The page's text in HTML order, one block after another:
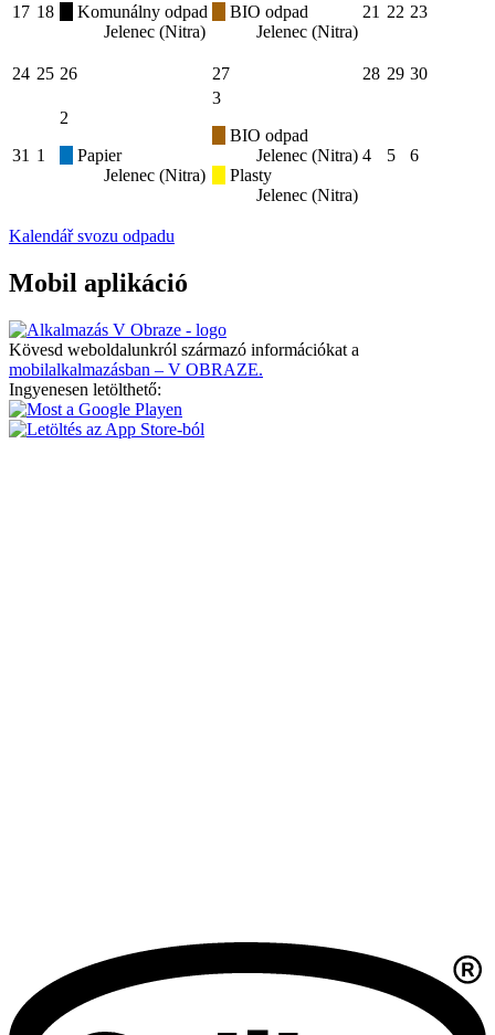
17 18
Komunálny odpad
Jelenec (Nitra)
BIO odpad
Jelenec (Nitra)
21 22 23
24 25 26 27 28 29 30
31 1
2
Papier
Jelenec (Nitra)
3
BIO odpad
Jelenec (Nitra)
Plasty
Jelenec (Nitra)
4 5 6
Kalendář svozu odpadu
Mobil aplikáció
Kövesd weboldalunkról származó információkat a
mobilalkalmazásban – V OBRAZE.
Ingyenesen letölthető: